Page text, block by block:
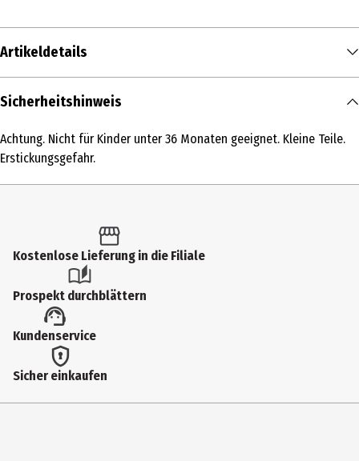
Artikeldetails
Inhalt
Produkttyp
Zielgruppe
Kindergartenkinder|Grundschüler
Hersteller
Ravensburger Verlag GmbH
Herstelleradresse
Sicherheitshinweis
Achtung. Nicht für Kinder unter 36 Monaten geeignet. Kleine Teile.
Erstickungsgefahr.
Kostenlose Lieferung in die Filiale
Prospekt durchblättern
Kundenservice
Sicher einkaufen